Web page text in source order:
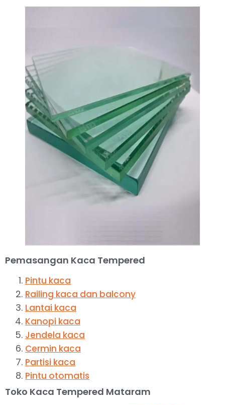
Pemasangan Kaca Tempered
Pintu kaca
Railing kaca dan balcony
Lantai kaca
Kanopi kaca
Jendela kaca
Cermin kaca
Partisi kaca
Pintu otomatis
Toko Kaca Tempered Mataram